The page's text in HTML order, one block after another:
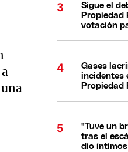
Sigue el
Propiedad
votación
Gases
incidentes
Propiedad
"Tuve un
tras el
dio